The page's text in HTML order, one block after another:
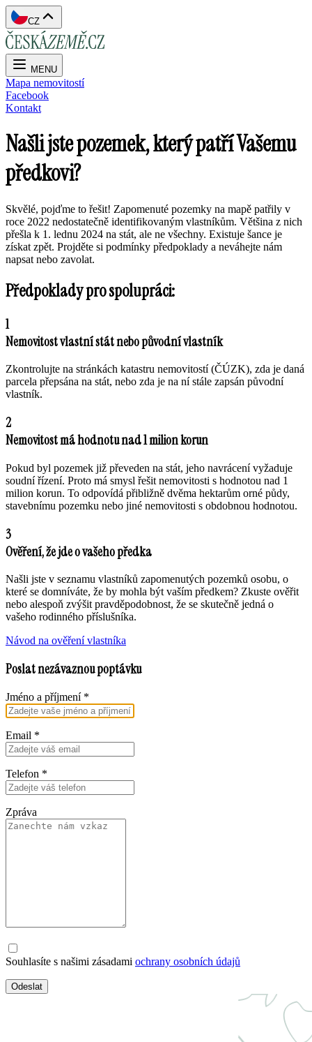
CZ
MENU
Mapa nemovitostí
Facebook
Kontakt
Našli jste pozemek, který patří Vašemu
předkovi?
Skvělé, pojďme to řešit! Zapomenuté pozemky na mapě patřily v
roce 2022 nedostatečně identifikovaným vlastníkům. Většina z nich
přešla k 1. lednu 2024 na stát, ale ne všechny. Existuje šance je
získat zpět. Projděte si podmínky předpoklady a neváhejte nám
napsat nebo zavolat.
Předpoklady pro spolupráci:
1
Nemovitost vlastní stát nebo původní vlastník
Zkontrolujte na stránkách katastru nemovitostí (ČÚZK), zda je daná
parcela přepsána na stát, nebo zda je na ní stále zapsán původní
vlastník.
2
Nemovitost má hodnotu nad 1 milion korun
Pokud byl pozemek již převeden na stát, jeho navrácení vyžaduje
soudní řízení. Proto má smysl řešit nemovitosti s hodnotou nad 1
milion korun. To odpovídá přibližně dvěma hektarům orné půdy,
stavebnímu pozemku nebo jiné nemovitosti s obdobnou hodnotou.
3
Ověření, že jde o vašeho předka
Našli jste v seznamu vlastníků zapomenutých pozemků osobu, o
které se domníváte, že by mohla být vaším předkem? Zkuste ověřit
nebo alespoň zvýšit pravděpodobnost, že se skutečně jedná o
vašeho rodinného příslušníka.
Návod na ověření vlastníka
Poslat nezávaznou poptávku
Jméno a příjmení *
Email *
Telefon *
Zpráva
Souhlasíte s našimi zásadami ochrany osobních údajů
Odeslat